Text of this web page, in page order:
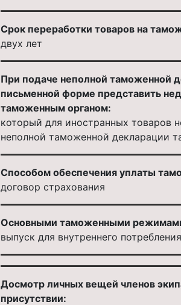
Срок переработки товаров на
двух лет
При подаче неполной таможенной
письменной форме представить
таможенным органом:
который для иностранных товаров
неполной таможенной декларации
Способом обеспечения уплаты
договор страхования
Основными таможенными
выпуск для внутреннего
Досмотр личных вещей членов
присутствии: